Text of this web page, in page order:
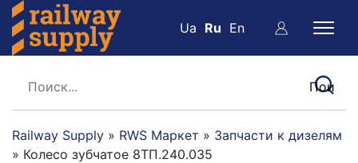
Ua Ru En
Railway Supply » RWS Маркет » Запчасти к дизелям
» Колесо зубчатое 8ТП.240.035